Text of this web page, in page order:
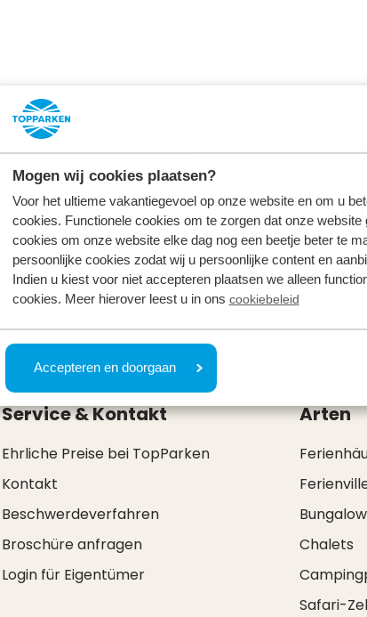
Mogen wij cookies plaatsen?
Voor het ultieme vakantiegevoel op onze website en om u
cookies. Functionele cookies om te zorgen dat onze
cookies om onze website elke dag nog een beetje beter te
persoonlijke cookies zodat wij u persoonlijke content en
Indien u kiest voor niet accepteren plaatsen we alleen
cookies. Meer hierover leest u in ons cookiebeleid
Accepteren en doorgaan
Service & Kontakt
Ehrliche Preise bei TopParken
Kontakt
Beschwerdeverfahren
Broschüre anfragen
Login für Eigentümer
Arten
Chalets
Safari-